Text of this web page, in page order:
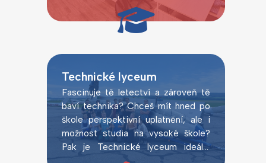
po laboratorní pokusy.
Technické lyceum
Fascinuje tě letectví a zároveň tě
baví technika? Chceš mít hned po
škole perspektivní uplatnění, ale i
možnost studia na vysoké škole?
Pak je Technické lyceum ideální